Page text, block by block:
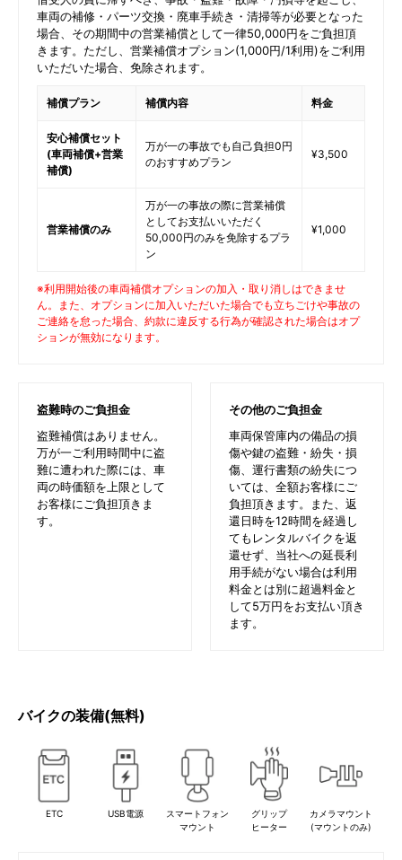
車両の補修・パーツ交換・廃車手続き・清掃等が必要となった
場合、その期間中の営業補償として一律50,000円をご負担頂
きます。ただし、営業補償オプション(1,000円/1利用)をご利用
いただいた場合、免除されます。
補償プラン 補償内容 料金
安心補償セット
(車両補償+営業
補償)
万が一の事故でも自己負担0円
のおすすめプラン
¥3,500
営業補償のみ
万が一の事故の際に営業補償
としてお支払いいただく
50,000円のみを免除するプラ
ン
¥1,000
※利用開始後の車両補償オプションの加入・取り消しはできませ
ん。また、オプションに加入いただいた場合でも立ちごけや事故の
ご連絡を怠った場合、約款に違反する行為が確認された場合はオプ
ションが無効になります。
盗難時のご負担金
盗難補償はありません。
万が一ご利用時間中に盗
難に遭われた際には、車
両の時価額を上限として
お客様にご負担頂きま
す。
その他のご負担金
車両保管庫内の備品の損
傷や鍵の盗難・紛失・損
傷、運行書類の紛失につ
いては、全額お客様にご
負担頂きます。また、返
還日時を12時間を経過し
てもレンタルバイクを返
還せず、当社への延長利
用手続がない場合は利用
料金とは別に超過料金と
して5万円をお支払い頂き
ます。
バイクの装備(無料)
ETC USB電源
スマートフォン
マウント
グリップ
ヒーター
カメラマウント
(マウントのみ)